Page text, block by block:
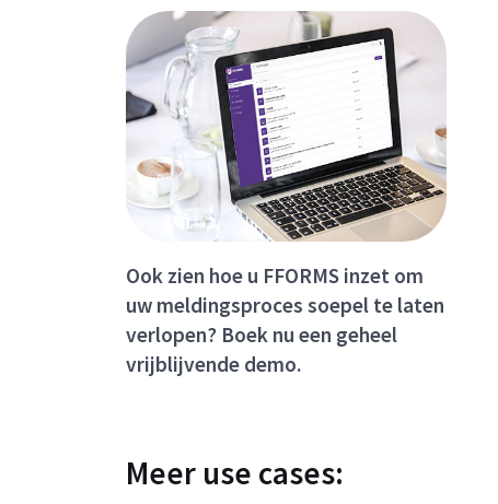
Ook zien hoe u FFORMS inzet om
uw meldingsproces soepel te laten
verlopen? Boek nu een geheel
vrijblijvende demo.
Meer use cases: